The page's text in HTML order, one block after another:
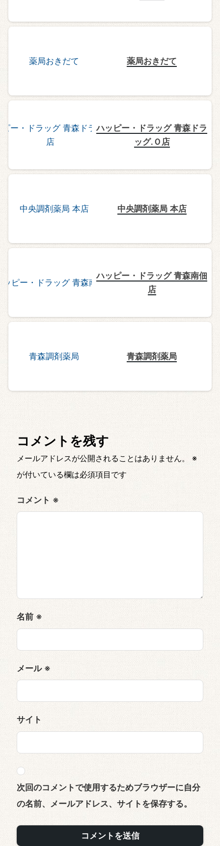
薬局おきだて
ハッピー・ドラッグ 青森ドラ
ッグ.Ｏ店
中央調剤薬局 本店
ハッピー・ドラッグ 青森南佃
店
青森調剤薬局
コメントを残す
メールアドレスが公開されることはありません。
※
が付いている欄は必須項目です
コメント ※
名前 ※
メール ※
サイト
次回のコメントで使用するためブラウザーに自分
の名前、メールアドレス、サイトを保存する。